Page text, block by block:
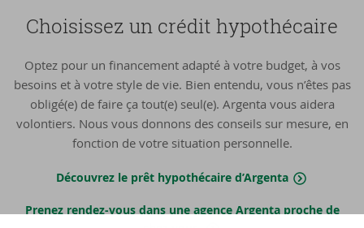
Choi­sis­sez un cré­dit hy­po­thé­caire
Optez pour un financement adapté à votre budget, à vos
besoins et à votre style de vie. Bien entendu, vous n’êtes pas
obligé(e) de faire ça tout(e) seul(e). Argenta vous aidera
volontiers. Nous vous donnons des conseils sur mesure, en
fonction de votre situation personnelle.
Découvrez le prêt hypothécaire d’Argenta
Prenez rendez-vous dans une agence Argenta proche de